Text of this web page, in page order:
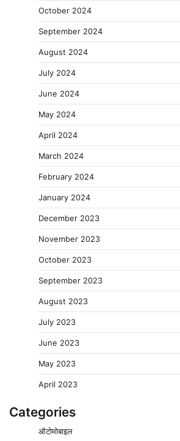
October 2024
September 2024
August 2024
July 2024
June 2024
May 2024
April 2024
March 2024
February 2024
January 2024
December 2023
November 2023
October 2023
September 2023
August 2023
July 2023
June 2023
May 2023
April 2023
Categories
ऑटोमोबाइल